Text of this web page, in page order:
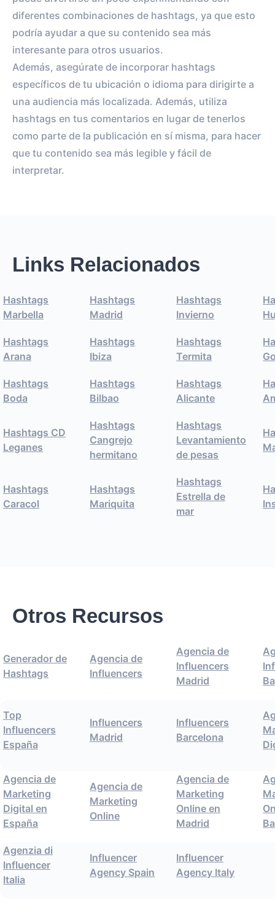
diferentes combinaciones de hashtags, ya que esto
podría ayudar a que su contenido sea más
interesante para otros usuarios.
Además, asegúrate de incorporar hashtags
específicos de tu ubicación o idioma para dirigirte a
una audiencia más localizada. Además, utiliza
hashtags en tus comentarios en lugar de tenerlos
como parte de la publicación en sí misma, para hacer
que tu contenido sea más legible y fácil de
interpretar.
Links Relacionados
Hashtags
Marbella
Hashtags
Madrid
Hashtags
Invierno
Hashtags
Arana
Hashtags
Ibiza
Hashtags
Termita
Hashtags
Boda
Hashtags
Bilbao
Hashtags
Alicante
Hashtags CD
Leganes
Hashtags
Cangrejo
hermitano
Hashtags
Levantamiento
de pesas
Hashtags
Caracol
Hashtags
Mariquita
Hashtags
Estrella de
mar
Otros Recursos
Generador de
Hashtags
Agencia de
Influencers
Agencia de
Influencers
Madrid
Top
Influencers
España
Influencers
Madrid
Influencers
Barcelona
Agencia de
Marketing
Digital en
España
Agencia de
Marketing
Online
Agencia de
Marketing
Online en
Madrid
Agenzia di
Influencer
Italia
Influencer
Agency Spain
Influencer
Agency Italy